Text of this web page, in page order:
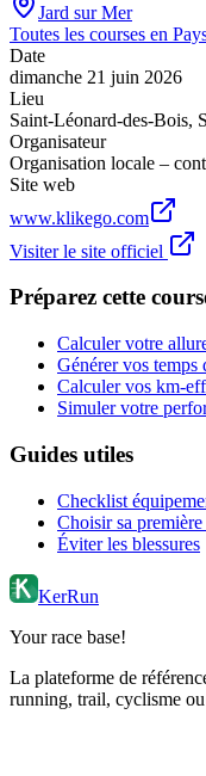
Jard sur Mer
Toutes les courses en
Date
dimanche 21 juin 2026
Lieu
Saint-Léonard-des-Bois,
Organisateur
Organisation locale –
Site web
www.klikego.com
Visiter le site officiel
Préparez cette
Calculer votre
Générer vos temps
Calculer vos km-
Simuler votre
Guides utiles
Checklist
Choisir sa
Éviter les blessures
KerRun
Your race base!
La plateforme de
running, trail, cyclisme